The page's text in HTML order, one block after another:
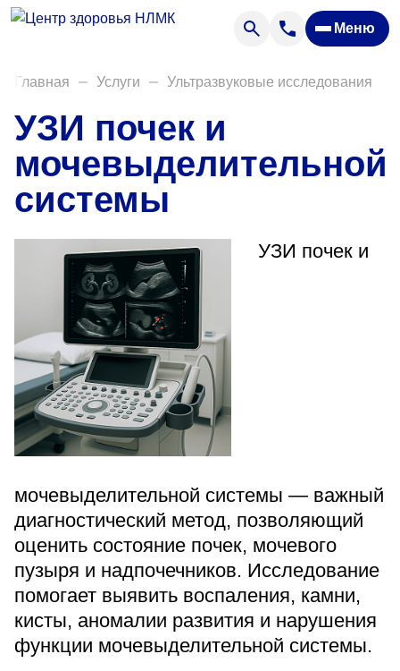
Меню
Анализы
Акции
Пациентам
Вакансии
О нас
Отзывы
Вопрос — ответ
Направления деятельности
Новости
Прейскурант цен
Спроси врача
Контакты
Центр здоровья НЛМК
398005, г. Липецк, пл. Металлургов, 1
Понедельник — пятница 7:30–20:00
Главная Услуги Ультразвуковые исследования
УЗИ почек и
мочевыделительной
системы
УЗИ почек и
мочевыделительной системы — важный
диагностический метод, позволяющий
оценить состояние почек, мочевого
пузыря и надпочечников. Исследование
помогает выявить воспаления, камни,
кисты, аномалии развития и нарушения
функции мочевыделительной системы.